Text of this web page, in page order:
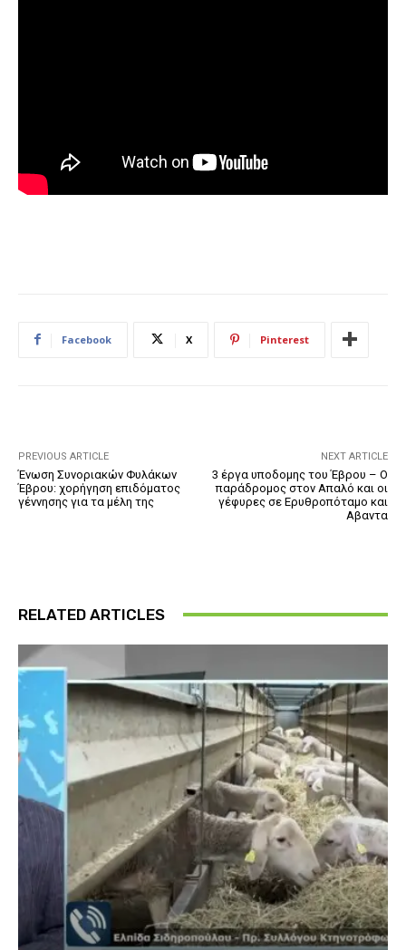
Facebook X Pinterest
PREVIOUS ARTICLE
Ένωση Συνοριακών Φυλάκων
Έβρου: χορήγηση επιδόματος
γέννησης για τα μέλη της
NEXT ARTICLE
3 έργα υποδομης του Έβρου – Ο
παράδρομος στον Απαλό και οι
γέφυρες σε Ερυθροπόταμο και
Αβαντα
RELATED ARTICLES